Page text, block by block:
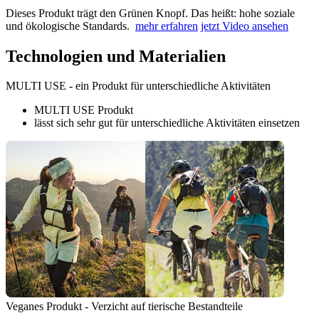
Dieses Produkt trägt den Grünen Knopf. Das heißt: hohe soziale
und ökologische Standards. mehr erfahren jetzt Video ansehen
Technologien und Materialien
MULTI USE - ein Produkt für unterschiedliche Aktivitäten
MULTI USE Produkt
lässt sich sehr gut für unterschiedliche Aktivitäten einsetzen
Veganes Produkt - Verzicht auf tierische Bestandteile